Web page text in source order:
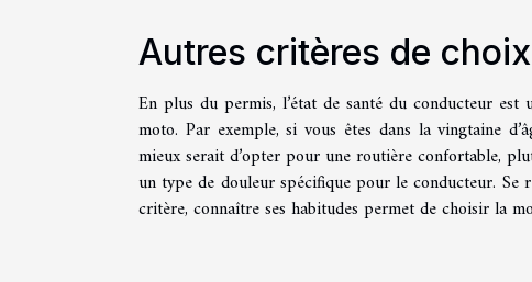
Autres critères de
En plus du permis, l’état de santé du conducteur
moto. Par exemple, si vous êtes dans la vingtaine
mieux serait d’opter pour une routière confortable,
un type de douleur spécifique pour le conducteur. Se
critère, connaître ses habitudes permet de choisir la